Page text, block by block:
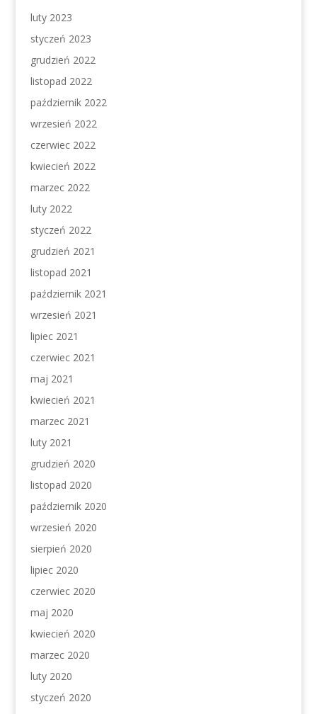
luty 2023
styczeń 2023
grudzień 2022
listopad 2022
październik 2022
wrzesień 2022
czerwiec 2022
kwiecień 2022
marzec 2022
luty 2022
styczeń 2022
grudzień 2021
listopad 2021
październik 2021
wrzesień 2021
lipiec 2021
czerwiec 2021
maj 2021
kwiecień 2021
marzec 2021
luty 2021
grudzień 2020
listopad 2020
październik 2020
wrzesień 2020
sierpień 2020
lipiec 2020
czerwiec 2020
maj 2020
kwiecień 2020
marzec 2020
luty 2020
styczeń 2020